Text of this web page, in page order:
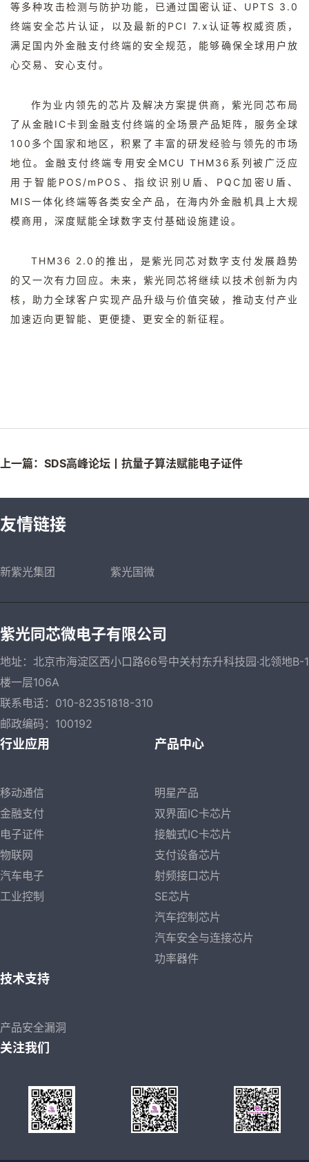
等多种攻击检测与防护功能，已通过国密认证、 UPTS 3.0
终端安全芯片认证，以及最新的 PCI 7.x认证等权威资质，
满足国内外金融支付终端的安全规范，能够确保全球用户放
心交易、安心支付。
作为业内领先的芯片及解决方案提供商，紫光同芯布局
了从金融 IC卡到金融支付终端的全场景产品矩阵，服务全球
100 多个国家和地区，积累了丰富的研发经验与领先的市场
地位。金融支付终端专用安全MCU THM36 系列被广泛应
用于智能 POS/mPOS 、指纹识别 U 盾、 PQC加密 U 盾、
MIS一体化终端等各类安全产品，在海内外金融机具上大规
模商用，深度赋能全球数字支付基础设施建设。
THM36 2.0 的推出，是紫光同芯对数字支付发展趋势
的又一次有力回应。未来，紫光同芯将继续以技术创新为内
核，助力全球客户实现产品升级与价值突破，推动支付产业
加速迈向更智能、更便捷、更安全的新征程。
上一篇：SDS高峰论坛丨抗量子算法赋能电子证件
友情链接
新紫光集团 紫光国微
紫光同芯微电子有限公司
地址：北京市海淀区西小口路66号中关村东升科技园·北领地B-1
楼一层106A
联系电话：010-82351818-310
邮政编码：100192
行业应用
移动通信
金融支付
电子证件
物联网
汽车电子
工业控制
产品中心
明星产品
双界面IC卡芯片
接触式IC卡芯片
支付设备芯片
射频接口芯片
SE芯片
汽车控制芯片
汽车安全与连接芯片
功率器件
技术支持
产品安全漏洞
关注我们